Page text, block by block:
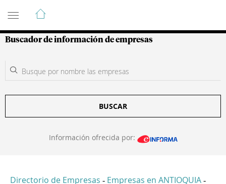
Guía de Empresas Colombianas
Buscador de información de empresas
BUSCAR
Información ofrecida por:
Directorio de Empresas - Empresas en ANTIOQUIA -